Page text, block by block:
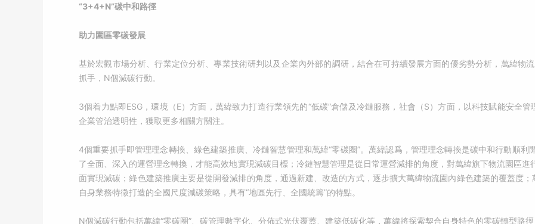
“3+4+N”碳中和路徑
助力園區零碳發展
基於宏觀市場分析、行業定位分析、專業技術研判以及企業內外部的調研，結合在可持續發展方面的優劣勢分析，萬緯物
抓手，N個減碳行動。
3個着力點即ESG，環境（E）方面，萬緯致力打造行業領先的“低碳”倉儲及冷鏈服務，社會（S）方面，以科技賦能安全
企業管治透明性，獲取更多相關方關注。
4個重要抓手即管理理念轉換、綠色建築推廣、冷鏈智慧管理和萬緯“零碳圈”。萬緯認爲，管理理念轉換是碳中和行動順
了全面、深入的運營理念轉換，才能高效地實現減碳目標；冷鏈智慧管理是從日常運營減排的角度，對萬緯旗下物流園區
面實現減碳；綠色建築推廣主要是從開發減排的角度，通過新建、改造的方式，逐步擴大萬緯物流園內綠色建築的覆蓋度
自身業務特徵打造的全國尺度減碳策略，具有“地區先行、全國統籌”的特點。
N個減碳行動包括萬緯“零碳圈”、碳管理數字化、分佈式光伏覆蓋、建築低碳化等，萬緯將探索契合自身特色的零碳轉型路徑